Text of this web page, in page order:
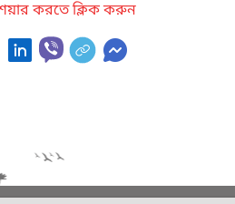
করতে ক্লিক করুন